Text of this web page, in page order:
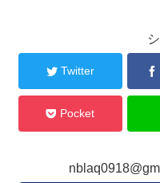
Twitter
Pocket